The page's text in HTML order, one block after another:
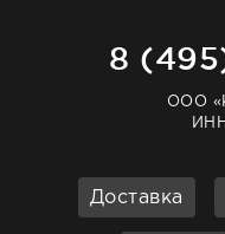
8
ООО
Доставка